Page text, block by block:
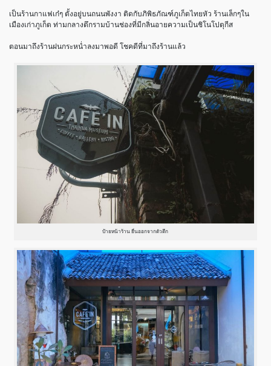
เป็นร้านกาแฟเก๋ๆ ตั้งอยู่บนถนนพังงา ติดกับภิพิธภัณฑ์ภูเก็ตไทยหัว ร้านเล็กๆใน
เมืองเก่าภูเก็ต ท่ามกลางตึกรามบ้านช่องที่มีกลิ่นอายความเป็นชิโนโปตุกีส
ตอนมาถึงร้านฝนกระหน่ำลงมาพอดี โชคดีที่มาถึงร้านแล้ว
ป้ายหน้าร้าน ยื่นออกจากตัวตึก